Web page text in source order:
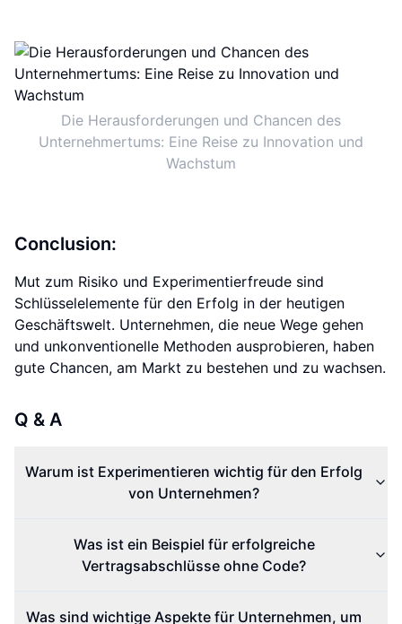
Die Herausforderungen und Chancen des
Unternehmertums: Eine Reise zu Innovation und
Wachstum
Conclusion:
Mut zum Risiko und Experimentierfreude sind
Schlüsselelemente für den Erfolg in der heutigen
Geschäftswelt. Unternehmen, die neue Wege gehen
und unkonventionelle Methoden ausprobieren, haben
gute Chancen, am Markt zu bestehen und zu wachsen.
Q & A
Warum ist Experimentieren wichtig für den Erfolg
von Unternehmen?
Was ist ein Beispiel für erfolgreiche
Vertragsabschlüsse ohne Code?
Was sind wichtige Aspekte für Unternehmen, um